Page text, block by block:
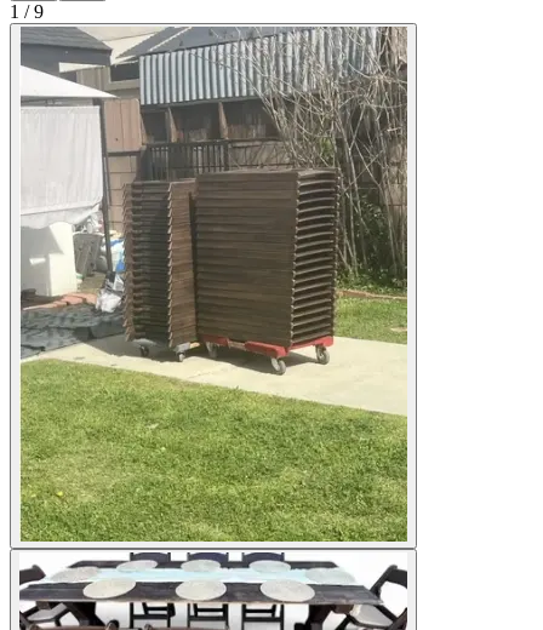
1 /9